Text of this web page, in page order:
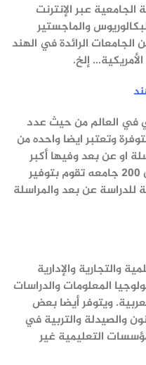
الجامعية عبر الإنترنت
والماجستير
الرائدة في الهند
إلخ.
في العالم من حيث عدد
وتعتبر ايضا واحده من
او عن بعد وفيها أكبر
جامعه مفتوحة في العالم وأكثر من ٢٠٠ جامعه تقوم بتوفير
للدراسة عن بعد والمراسلة
والتجاريةوالإدارية
المعلومات والدراسات
ويتوفر أيضا بعض
والصيدلة والتربية في
التعليمية غير